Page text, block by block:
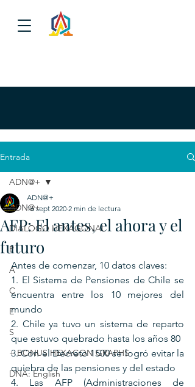
Entrada
ADN@+
DIALOGO HEXAGONAL
P
A
C
E
S
+ BONUS HEXAGON GRAPHS
DNA: English
ADN@+
AFP: El antes, el ahora y el
futuro
ADN@+
16 sept 2020 2 min de lectura
Antes de comenzar, 10 datos claves:
1. El Sistema de Pensiones de Chile se
encuentra entre los 10 mejores del
mundo
2. Chile ya tuvo un sistema de reparto
que estuvo quebrado hasta los años 80
3. Con el Decreto 1500 se logró evitar la
quiebra de las pensiones y del estado
4. Las AFP (Administraciones de